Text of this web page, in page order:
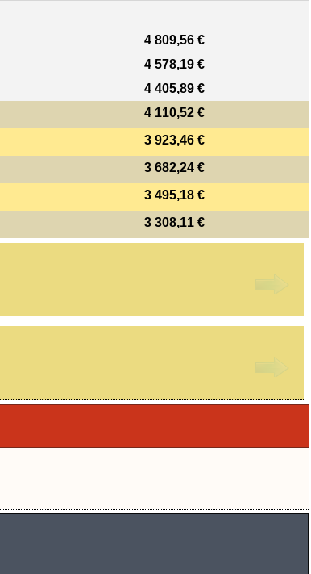
4 809,56 €
4 578,19 €
4 405,89 €
4 110,52 €
3 923,46 €
3 682,24 €
3 495,18 €
3 308,11 €